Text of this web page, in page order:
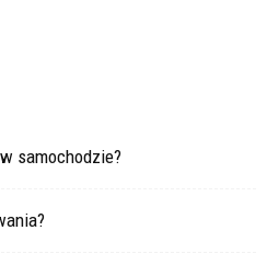
samochodzie?